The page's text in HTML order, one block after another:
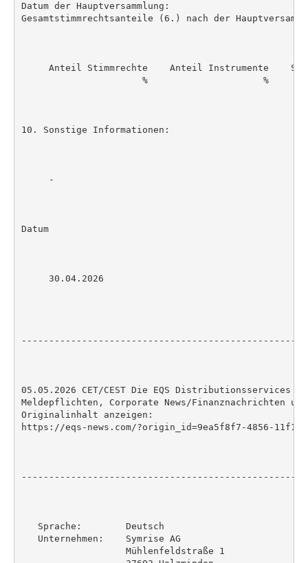
Datum der Hauptversammlung:
Gesamtstimmrechtsanteile (6.) nach der
Anteil Stimmrechte    Anteil Instrumente
%                     %
10. Sonstige Informationen:
     -
Datum
     30.04.2026
05.05.2026 CET/CEST Die EQS Distributionsservices
Meldepflichten, Corporate News/Finanznachrichten
Originalinhalt anzeigen:
https://eqs-news.com/?origin_id=9ea5f8f7-4856-11f1-
   Sprache:        Deutsch
   Unternehmen:    Symrise AG
                   Mühlenfeldstraße 1